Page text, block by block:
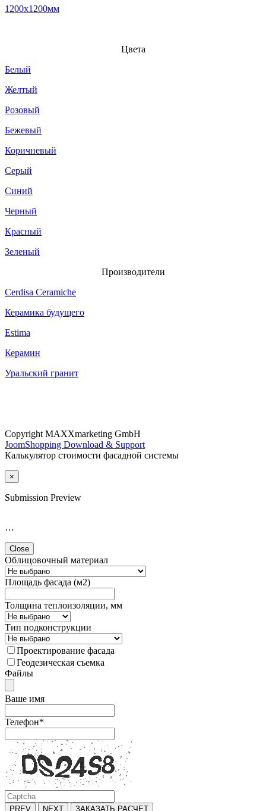
1200x1200мм
Цвета
Белый
Желтый
Розовый
Бежевый
Коричневый
Серый
Синий
Черный
Красный
Зеленый
Производители
Cerdisa Ceramiche
Керамика будущего
Estima
Керамин
Уральский гранит
Copyright MAXXmarketing GmbH
JoomShopping Download & Support
Калькулятор стоимости фасадной системы
×
Submission Preview
…
Close
Облицовочный материал
Площадь фасада (м2)
Толщина теплоизоляции, мм
Тип подконструкции
Проектирование фасада
Геодезическая съемка
Файлы
Ваше имя
Телефон*
PREV NEXT ЗАКАЗАТЬ РАСЧЕТ